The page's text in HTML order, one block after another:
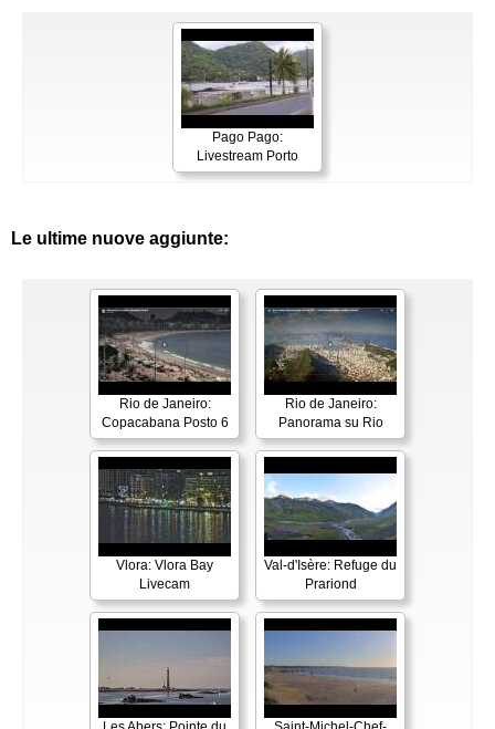
Pago Pago:
Livestream Porto
Le ultime nuove aggiunte:
Rio de Janeiro:
Copacabana Posto 6
Rio de Janeiro:
Panorama su Rio
Vlora: Vlora Bay
Livecam
Val-d'Isère: Refuge du
Prariond